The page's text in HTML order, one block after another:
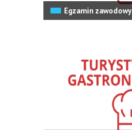
Egzamin zawodowy